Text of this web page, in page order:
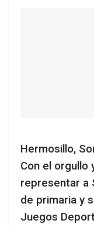
Hermosillo,
Con el orgullo
representar a
de primaria y
Juegos